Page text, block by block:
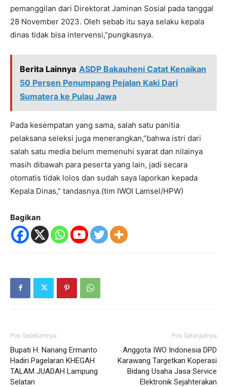
pemanggilan dari Direktorat Jaminan Sosial pada tanggal
28 November 2023. Oleh sebab itu saya selaku kepala
dinas tidak bisa intervensi,”pungkasnya.
Berita Lainnya ASDP Bakauheni Catat Kenaikan
50 Persen Penumpang Pejalan Kaki Dari
Sumatera ke Pulau Jawa
Pada kesempatan yang sama, salah satu panitia
pelaksana seleksi juga menerangkan,”bahwa istri dari
salah satu media belum memenuhi syarat dan nilainya
masih dibawah para peserta yang lain, jadi secara
otomatis tidak lolos dan sudah saya laporkan kepada
Kepala Dinas,” tandasnya.(tim IWOI Lamsel/HPW)
Bagikan
Pos Sebelumnya
Bupati H. Nanang Ermanto
Hadiri Pagelaran KHEGAH
TALAM JUADAH Lampung
Selatan
Pos Selanjutnya
Anggota IWO Indonesia DPD
Karawang Targetkan Koperasi
Bidang Usaha Jasa Service
Elektronik Sejahterakan